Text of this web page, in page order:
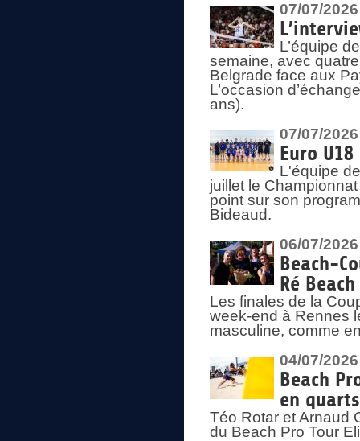
07/07/2026
L’équipe
semaine, avec
Belgrade face aux
L’occasion
ans).
07/07/2026
Euro
L'équipe
juillet le
point sur son
Bideaud.
06/07/2026
Beach-
Ré
Les finales de la
week-end à Rennes
masculine, comme
04/07/2026
Beach
en quarts
Téo Rotar et Arnaud
du Beach Pro Tour